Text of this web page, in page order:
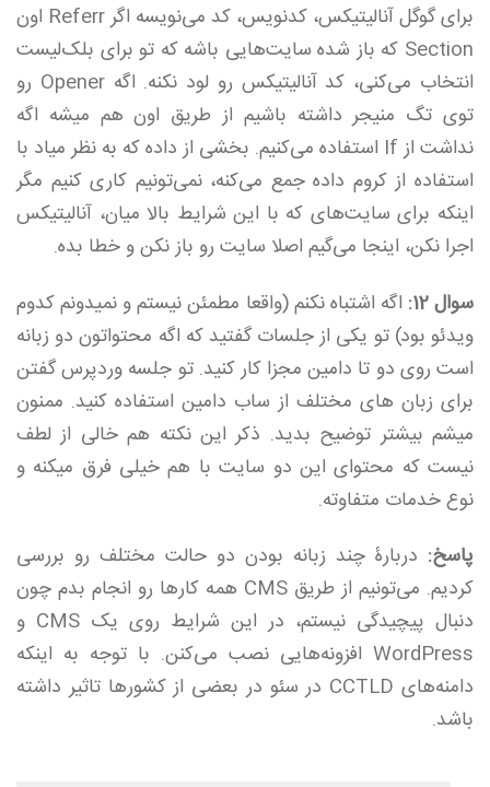
برای گوگل آنالیتیکس، کدنویس، کد می‌نویسه اگر Referr اون
Section که باز شده سایت‌هایی باشه که تو برای بلک‌لیست
انتخاب می‌کنی، کد آنالیتیکس رو لود نکنه. اگه Opener رو
توی تگ منیجر داشته باشیم از طریق اون هم میشه اگه
نداشت از If استفاده می‌کنیم. بخشی از داده که به نظر میاد با
استفاده از کروم داده جمع می‌کنه، نمی‌تونیم کاری کنیم مگر
اینکه برای سایت‌های که با این شرایط بالا میان، آنالیتیکس
اجرا نکن، اینجا می‌گیم اصلا سایت رو باز نکن و خطا بده.
سوال 12:
اگه اشتباه نکنم (واقعا مطمئن نیستم و نمیدونم کدوم
ویدئو بود) تو یکی از جلسات گفتید که اگه محتواتون دو زبانه
است روی دو تا دامین مجزا کار کنید. تو جلسه وردپرس گفتن
برای زبان های مختلف از ساب دامین استفاده کنید. ممنون
میشم بیشتر توضیح بدید. ذکر این نکته هم خالی از لطف
نیست که محتوای این دو سایت با هم خیلی فرق میکنه و
نوع خدمات متفاوته.
پاسخ: دربارۀ چند زبانه بودن دو حالت مختلف رو بررسی
کردیم. می‌تونیم از طریق CMS همه کارها رو انجام بدم چون
دنبال پیچیدگی نیستم، در این شرایط روی یک CMS و
WordPress افزونه‌هایی نصب می‌کنن. با توجه به اینکه
دامنه‌های CCTLD در سئو در بعضی از کشورها تاثیر داشته
باشد.